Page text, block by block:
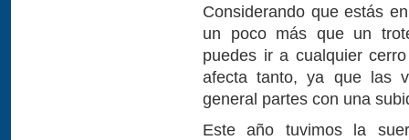
Considerando que estás
un poco más que un
puedes ir a cualquier
afecta tanto, ya que las
general partes con una
Este año tuvimos la